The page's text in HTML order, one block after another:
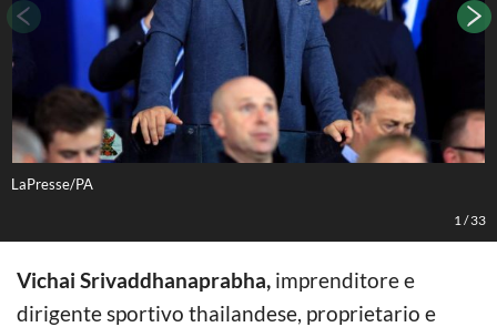
LaPresse/PA
1 /33
Vichai Srivaddhanaprabha, imprenditore e
dirigente sportivo thailandese, proprietario e